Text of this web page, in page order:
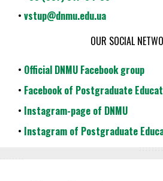
• vstup@dnmu.edu.ua
OUR SOCIAL
• Official DNMU Facebook group
• Facebook of Postgraduate
• Instagram-page of DNMU
• Instagram of Postgraduate